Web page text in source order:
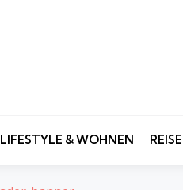
LIFESTYLE & WOHNEN